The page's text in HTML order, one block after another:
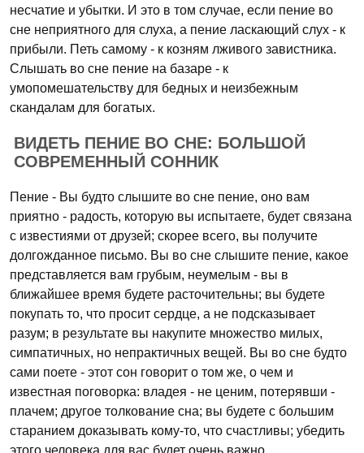
несчатие и убытки. И это в том случае, если пение во
сне неприятного для слуха, а пение ласкающий слух - к
прибыли. Петь самому - к козням лживого завистника.
Слышать во сне пение на базаре - к
умопомешательству для бедных и неизбежным
скандалам для богатых.
ВИДЕТЬ ПЕНИЕ ВО СНЕ: БОЛЬШОЙ
СОВРЕМЕННЫЙ СОННИК
Пение - Вы будто слышите во сне пение, оно вам
приятно - радость, которую вы испытаете, будет связана
с известиями от друзей; скорее всего, вы получите
долгожданное письмо. Вы во сне слышите пение, какое
представляется вам грубым, неумелым - вы в
ближайшее время будете расточительны; вы будете
покупать то, что просит сердце, а не подсказывает
разум; в результате вы накупите множество милых,
симпатичных, но непрактичных вещей. Вы во сне будто
сами поете - этот сон говорит о том же, о чем и
известная поговорка: владея - не ценим, потерявши -
плачем; другое толкование сна; вы будете с большим
старанием доказывать кому-то, что счастливы; убедить
этого человека для вас будет очень важно.